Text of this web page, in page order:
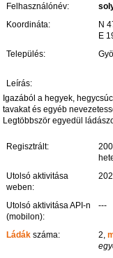
Felhasználónév:
Koordináta:
N
E
Település:
Leírás:
Igazából a hegyek,
tavakat és egyéb
Legtöbbször egyedül
Regisztrált:
Utolsó aktivitása
weben:
Utolsó aktivitása API-n
(mobilon):
---
Ládák száma: 2,